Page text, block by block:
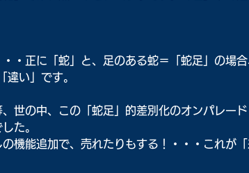
・正に「蛇」と、足のある蛇＝「蛇足」の場合
い」です。
世の中、この「蛇足」的差別化のオンパレード
た。
機能追加で、売れたりもする！・・・これが